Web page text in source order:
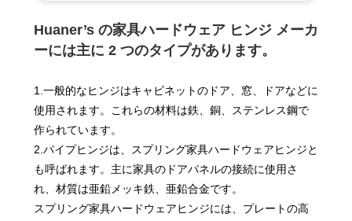
Huaner’s の家具ハードウェア ヒンジ メーカ
ーには主に 2 つのタイプがあります。
1.一般的なヒンジはキャビネットのドア、窓、ドアなどに
使用されます。これらの材料は鉄、銅、ステンレス鋼で
作られています。
2.パイプヒンジは、スプリング家具ハードウェアヒンジと
も呼ばれます。主に家具のドアパネルの接続に使用さ
れ、材質は亜鉛メッキ鉄、亜鉛合金です。
スプリング家具ハードウェアヒンジには、プレートの高